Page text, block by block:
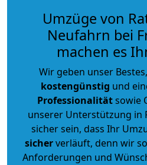
Umzüge von
Neufahrn bei
machen es
Wir geben unser
kostengünstig und
Professionalitätsowie
unserer Unterstützung in
sicher sein, dass Ihr
sicherverläuft, denn wir
Anforderungen und